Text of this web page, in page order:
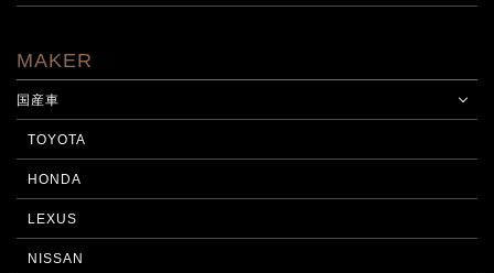
MAKER
国産車
TOYOTA
HONDA
LEXUS
NISSAN